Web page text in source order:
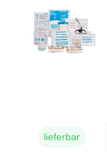
lieferbar